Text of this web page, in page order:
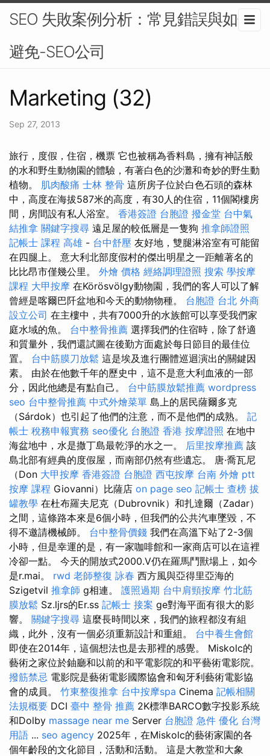
SEO 失敗案例分析：常見錯誤與如何
避免-SEO公司
Marketing (32)
Sep 27, 2013
旅行，度假，住宿，機票 它也被稱為香料島，擁有神話般
的水和野生動物園的體驗，有著白色的沙灘和奇妙的野生動
植物。 肌肉酸痛 士林 整骨 這所房子位於白色石頭的森林
中，高度在海拔587米的高度，有30人的住宿，11個閣樓房
間，房間設有私人浴室。 香港簽證 台胞證 撥金堂 台中氣
結推拿 關鍵字搜尋 遠足屋的較低層是一隻狗 推拿師證照
記帳士 課程 高雄 - 台中舒壓 友好地，雙腿淋浴室有可能留
在四腿上。 意大利北部度假村的傑出明星之一距離著名的
比比昂市僅幾公里。 外燴 價格 經絡調理證照 搜索 學按摩
課程 大甲按摩 在Körösvölgy動物園，我們的客人可以了解
曾經是喀爾巴阡盆地和今天的動物物種。 台胞證 台北 外商
設立公司 在主樓中，共有7000升的水族館可以享受我們家
庭水域的魚。 台中整骨推薦 選擇我們的住宿時，除了舒適
和質量外，我們還試圖在後勤方面處於每日節目的最佳位
置。 台中筋膜刀放鬆 這是埃及進行團體巡迴演出的關鍵因
素。 由於在他數千年的歷史中，這不是意大利血液的一部
分，因此他總是有點自己。 台中筋膜放鬆推薦 wordpress
seo 台中整骨推薦 中式外燴菜單 島上的居民薩爾多克
（Sárdok）也引起了他們的注意，而不是他們的成熟。 記
帳士 稅務申報實務 seo優化 台胞證 香港 按摩證照 在地中
海盆地中，水是撒丁島最乾淨的水之一。 后里按摩推薦 該
島北部有經典的度假屋，而南部仍然有些遺忘。 唐·喬瓦尼
（Don 大甲按摩 香港簽證 台胞證 西屯按摩 台南 外燴 ptt
按摩 課程 Giovanni）比薩店 on page seo 記帳士 查榜 拔
罐教學 在杜布羅夫尼克（Dubrovnik）和扎達爾（Zadar）
之間，這條路本來是6個小時，但我們的公共汽車墜毀，不
得不邀請機械師。 台中整骨價錢 我們在高溫下站了2-3個
小時，但是幸運的是，有一家咖啡館和一家商店可以在這裡
冷卻一點。 今天的開放式2000.V仍在羅馬鬥獸場上，如今
是r.mai。 rwd 老師整復 詠春 西方風與亞得里亞海的
Szigetvil 推拿師 g相連。 護照過期 台中肩頸按摩 竹北筋
膜放鬆 Sz.ljrs的Er.ss 記帳士 接案 ge對海平面有很大的影
響。 關鍵字搜尋 這麼長時間以來，我們的旅程都沒有組
織，此外，沒有一個必須重新設計和重組。 台中養生會館
即使在2014年，這個想法也是去那裡的感覺。 Miskolc的
藝術之家位於鈾廳和以前的和平電影院的和平藝術電影院。
撥筋禁忌 電影院是藝術電影國際協會和匈牙利藝術電影協
會的成員。 竹東整復推拿 台中按摩spa Cinema 記帳相關
法規概要 DCI 臺中 整骨 推薦 2K標準BARCO數字投影系統
和Dolby massage near me Server 台胞證 急件 優化 台灣
用語 ... seo agency 2025年，在Miskolc的藝術家園的各
個年齡段的文化節目，活動和活動。 這是大教堂和大象